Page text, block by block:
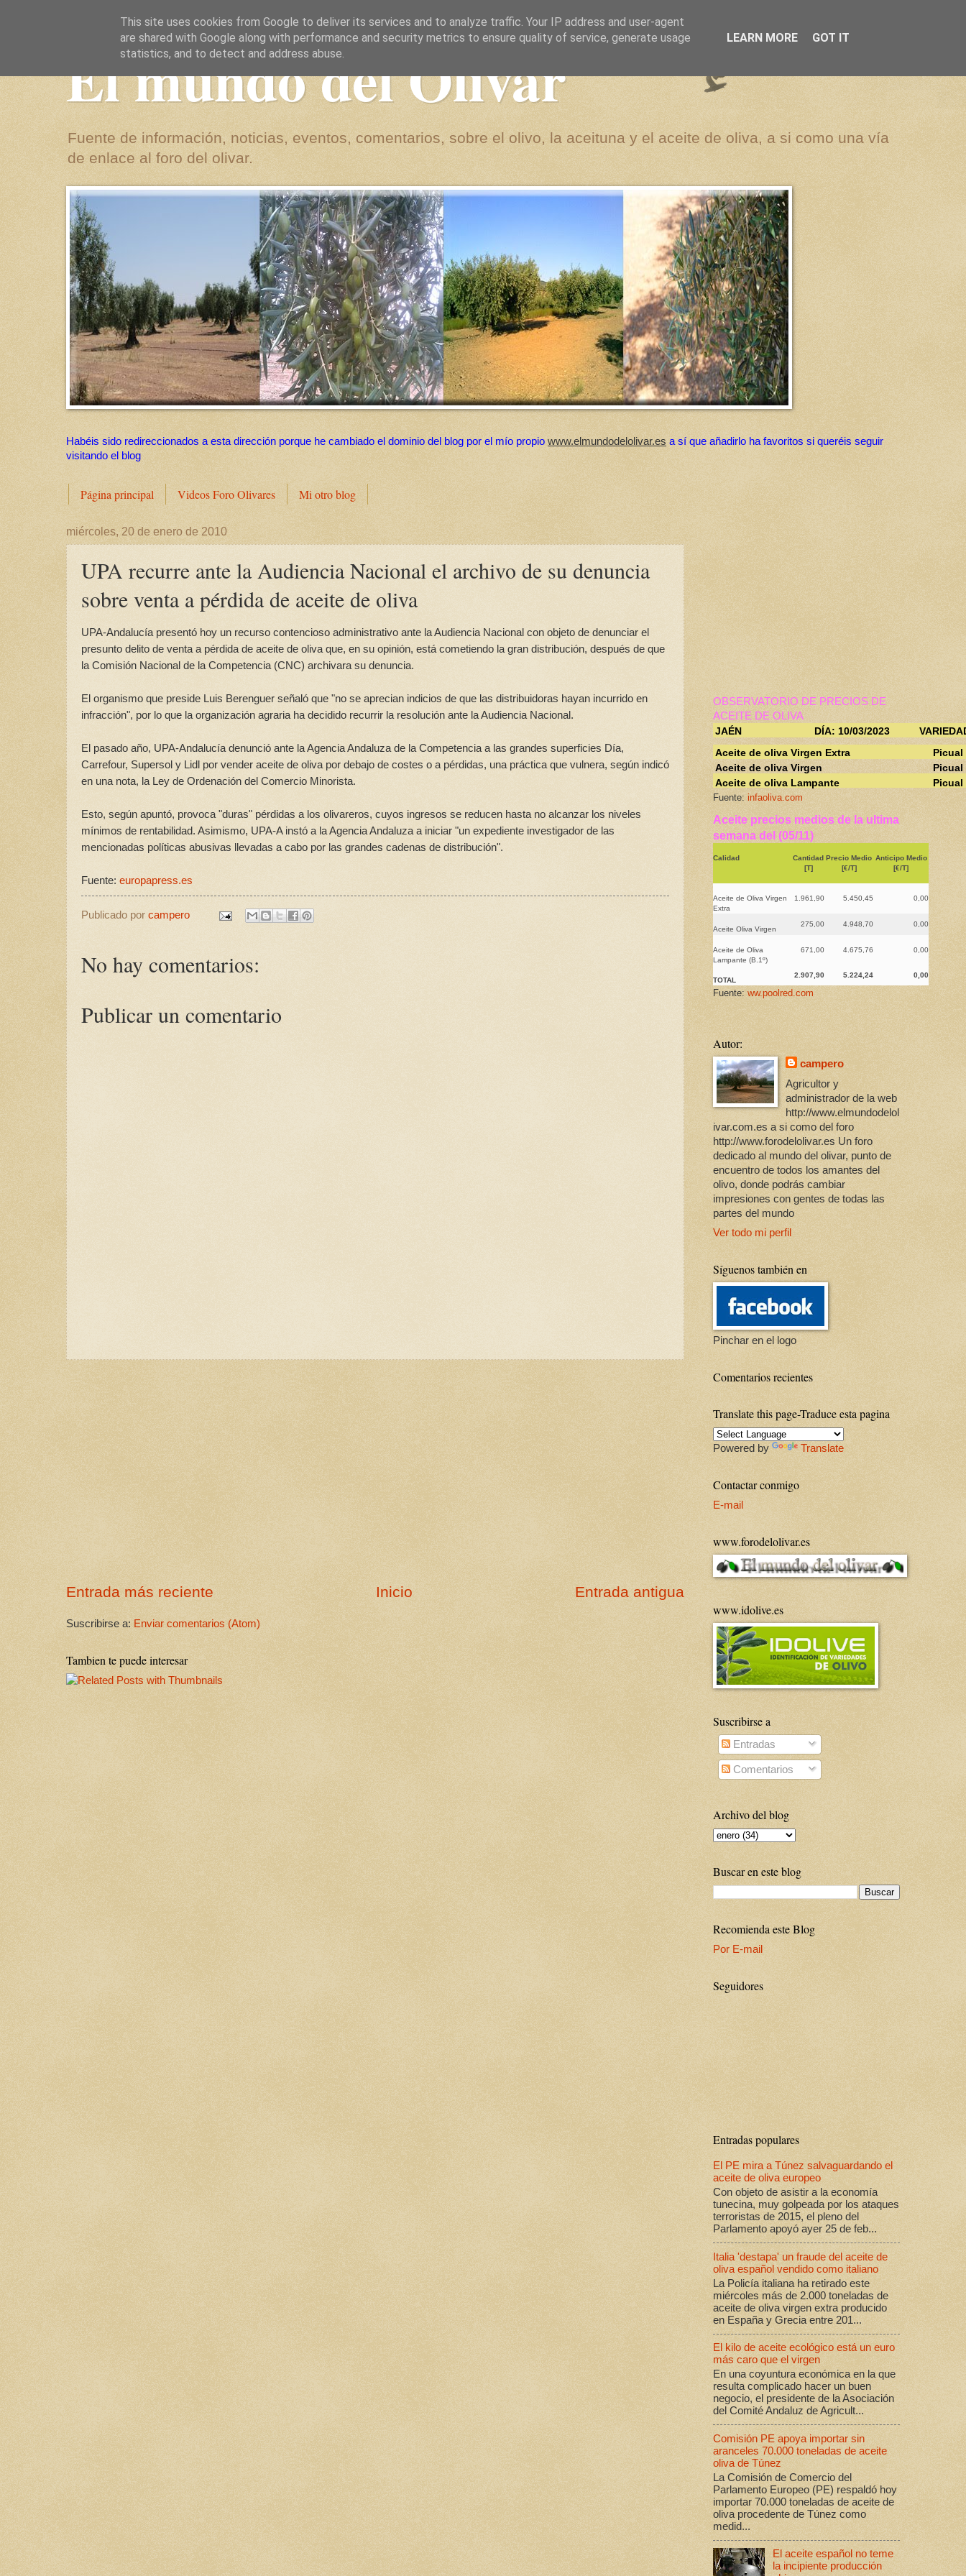
El mundo del Olivar
Fuente de información, noticias, eventos, comentarios, sobre el olivo, la aceituna y el aceite de oliva, a si como una vía
de enlace al foro del olivar.
Habéis sido redireccionados a esta dirección porque he cambiado el dominio del blog por el mío propio www.elmundodelolivar.es a sí que añadirlo ha favoritos si queréis seguir
visitando el blog
Página principal Videos Foro Olivares Mi otro blog
miércoles, 20 de enero de 2010
UPA recurre ante la Audiencia Nacional el archivo de su denuncia
sobre venta a pérdida de aceite de oliva
UPA-Andalucía presentó hoy un recurso contencioso administrativo ante la Audiencia Nacional con objeto de denunciar el
presunto delito de venta a pérdida de aceite de oliva que, en su opinión, está cometiendo la gran distribución, después de que
la Comisión Nacional de la Competencia (CNC) archivara su denuncia.
El organismo que preside Luis Berenguer señaló que "no se aprecian indicios de que las distribuidoras hayan incurrido en
infracción", por lo que la organización agraria ha decidido recurrir la resolución ante la Audiencia Nacional.
El pasado año, UPA-Andalucía denunció ante la Agencia Andaluza de la Competencia a las grandes superficies Día,
Carrefour, Supersol y Lidl por vender aceite de oliva por debajo de costes o a pérdidas, una práctica que vulnera, según indicó
en una nota, la Ley de Ordenación del Comercio Minorista.
Esto, según apuntó, provoca "duras" pérdidas a los olivareros, cuyos ingresos se reducen hasta no alcanzar los niveles
mínimos de rentabilidad. Asimismo, UPA-A instó a la Agencia Andaluza a iniciar "un expediente investigador de las
mencionadas políticas abusivas llevadas a cabo por las grandes cadenas de distribución".
Fuente: europapress.es
Publicado por campero
No hay comentarios:
Publicar un comentario
Entrada más reciente Entrada antigua
Inicio
Suscribirse a: Enviar comentarios (Atom)
Tambien te puede interesar
OBSERVATORIO DE PRECIOS DE
ACEITE DE OLIVA
JAÉN
DÍA: 10/03/2023
Aceite de oliva Virgen Extra
Picual
Aceite de oliva Virgen
Picual
Aceite de oliva Lampante
Picual
Fuente: infaoliva.com
Aceite precios medios de la ultima
semana del (05/11)
Calidad
Cantidad
[T]
Precio Medio
[€/T]
Anticipo Medio
[€/T]
Aceite de Oliva Virgen
Extra
1.961,90 5.450,45 0,00
Aceite Oliva Virgen
275,00 4.948,70 0,00
Aceite de Oliva
Lampante (B.1º)
671,00 4.675,76 0,00
TOTAL
2.907,90 5.224,24 0,00
Fuente: ww.poolred.com
Autor:
campero
Agricultor y
administrador de la web
http://www.elmundodelol
ivar.com.es a si como del foro
http://www.forodelolivar.es Un foro
dedicado al mundo del olivar, punto de
encuentro de todos los amantes del
olivo, donde podrás cambiar
impresiones con gentes de todas las
partes del mundo
Ver todo mi perfil
Síguenos también en
Pinchar en el logo
Comentarios recientes
Translate this page-Traduce esta pagina
Powered by Translate
Contactar conmigo
E-mail
www.forodelolivar.es
www.idolive.es
Suscribirse a
Entradas
Comentarios
Archivo del blog
Buscar en este blog
Recomienda este Blog
Por E-mail
Seguidores
Entradas populares
El PE mira a Túnez salvaguardando el
aceite de oliva europeo
Con objeto de asistir a la economía
tunecina, muy golpeada por los ataques
terroristas de 2015, el pleno del
Parlamento apoyó ayer 25 de feb...
Italia 'destapa' un fraude del aceite de
oliva español vendido como italiano
La Policía italiana ha retirado este
miércoles más de 2.000 toneladas de
aceite de oliva virgen extra producido
en España y Grecia entre 201...
El kilo de aceite ecológico está un euro
más caro que el virgen
En una coyuntura económica en la que
resulta complicado hacer un buen
negocio, el presidente de la Asociación
del Comité Andaluz de Agricult...
Comisión PE apoya importar sin
aranceles 70.000 toneladas de aceite
oliva de Túnez
La Comisión de Comercio del
Parlamento Europeo (PE) respaldó hoy
importar 70.000 toneladas de aceite de
oliva procedente de Túnez como
medid...
El aceite español no teme
la incipiente producción
This site uses cookies from Google to deliver its services and to analyze traffic. Your IP address and user-agent
are shared with Google along with performance and security metrics to ensure quality of service, generate usage
statistics, and to detect and address abuse.
LEARN MORE GOT IT